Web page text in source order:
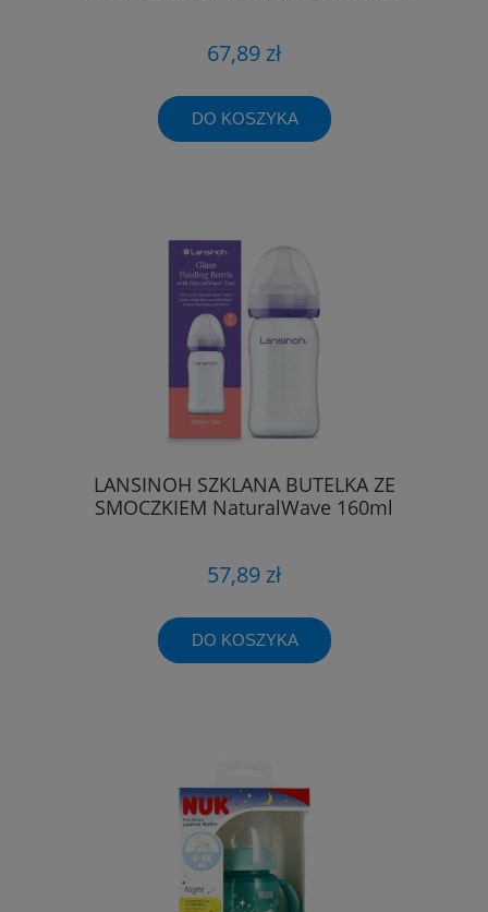
67,89 zł
DO KOSZYKA
LANSINOH SZKLANA BUTELKA ZE
SMOCZKIEM NaturalWave 160ml
57,89 zł
DO KOSZYKA